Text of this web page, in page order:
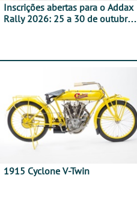
Inscrições abertas para o Addax
Rally 2026: 25 a 30 de outubro -
1915 Cyclone V-Twin